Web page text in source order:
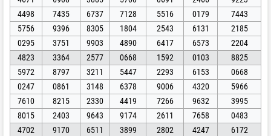
4498
7435 6737 7128 5516 0179
7443
5756
9396 8305 1804 2543 6131
2185
0295
3751 9903 4890 6417 6573
2204
4823
3364 2577 0668 1592 0103
8825
5972
8797 3211 5447 2293 6153
0668
0247
0861 3148 6378 9006 4320
5966
7610
8215 2330 4419 7266 9632
3995
8015
2403 9643 9174 2611 7658
0483
4702
9170 6511 3899 2802 4247
6172